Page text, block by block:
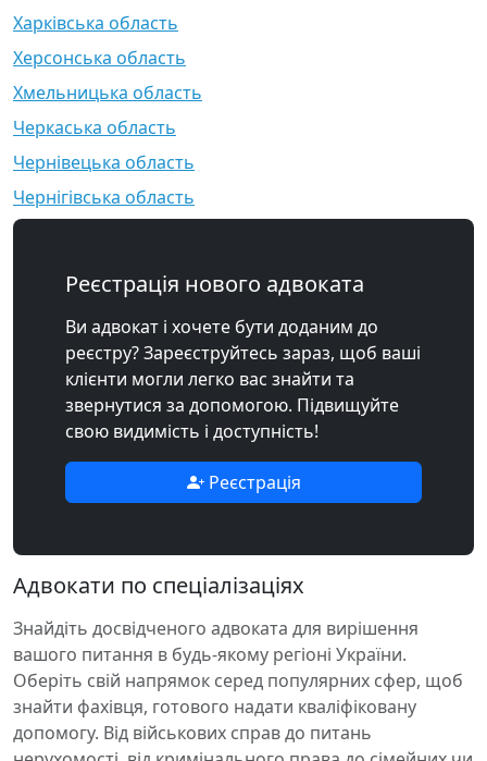
Харківська область
Херсонська область
Хмельницька область
Черкаська область
Чернівецька область
Чернігівська область
Реєстрація нового адвоката
Ви адвокат і хочете бути доданим до
реєстру? Зареєструйтесь зараз, щоб ваші
клієнти могли легко вас знайти та
звернутися за допомогою. Підвищуйте
свою видимість і доступність!
Реєстрація
Адвокати по спеціалізаціях
Знайдіть досвідченого адвоката для вирішення
вашого питання в будь-якому регіоні України.
Оберіть свій напрямок серед популярних сфер, щоб
знайти фахівця, готового надати кваліфіковану
допомогу. Від військових справ до питань